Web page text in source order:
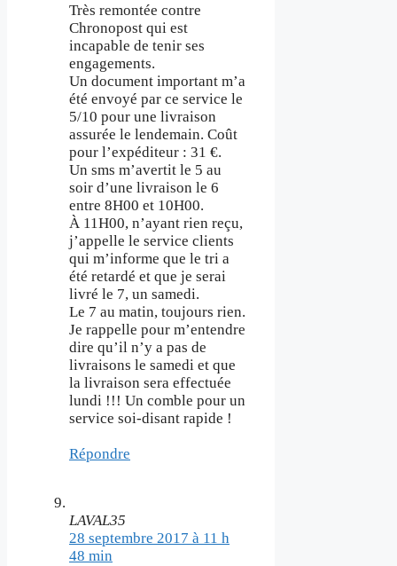
Très remontée contre
Chronopost qui est
incapable de tenir ses
engagements.
Un document important m’a
été envoyé par ce service le
5/10 pour une livraison
assurée le lendemain. Coût
pour l’expéditeur : 31 €.
Un sms m’avertit le 5 au
soir d’une livraison le 6
entre 8H00 et 10H00.
À 11H00, n’ayant rien reçu,
j’appelle le service clients
qui m’informe que le tri a
été retardé et que je serai
livré le 7, un samedi.
Le 7 au matin, toujours rien.
Je rappelle pour m’entendre
dire qu’il n’y a pas de
livraisons le samedi et que
la livraison sera effectuée
lundi !!! Un comble pour un
service soi-disant rapide !
Répondre
LAVAL35
28 septembre 2017 à 11 h
48 min